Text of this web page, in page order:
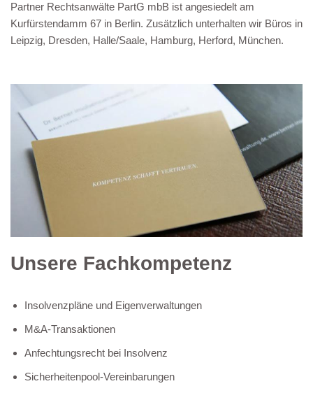
Partner Rechtsanwälte PartG mbB ist angesiedelt am
Kurfürstendamm 67 in Berlin. Zusätzlich unterhalten wir Büros in
Leipzig, Dresden, Halle/Saale, Hamburg, Herford, München.
Unsere Fachkompetenz
Insolvenzpläne und Eigenverwaltungen
M&A-Transaktionen
Anfechtungsrecht bei Insolvenz
Sicherheitenpool-Vereinbarungen